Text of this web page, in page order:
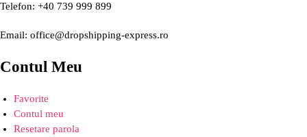
Telefon: +40 739 999 899
Email: office@dropshipping-express.ro
Contul Meu
Favorite
Contul meu
Resetare parola